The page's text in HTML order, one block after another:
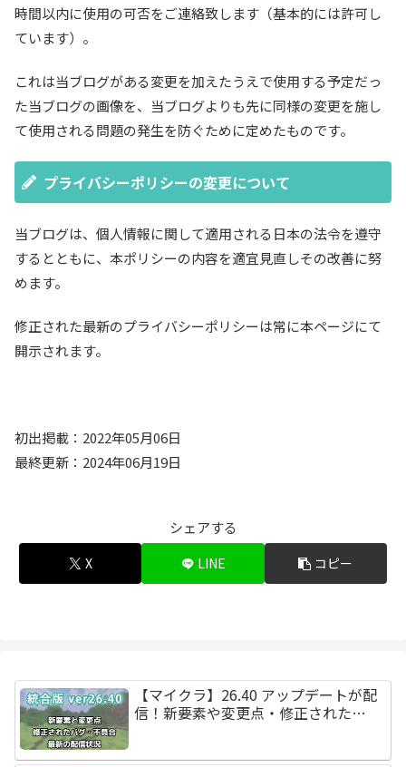
時間以内に使用の可否をご連絡致します（基本的には許可し
ています）。
これは当ブログがある変更を加えたうえで使用する予定だっ
た当ブログの画像を、当ブログよりも先に同様の変更を施し
て使用される問題の発生を防ぐために定めたものです。
プライバシーポリシーの変更について
当ブログは、個人情報に関して適用される日本の法令を遵守
するとともに、本ポリシーの内容を適宜見直しその改善に努
めます。
修正された最新のプライバシーポリシーは常に本ページにて
開示されます。
初出掲載：2022年05月06日
最終更新：2024年06月19日
シェアする
X LINE コピー
【マイクラ】26.40 アップデートが配
信！新要素や変更点・修正された…